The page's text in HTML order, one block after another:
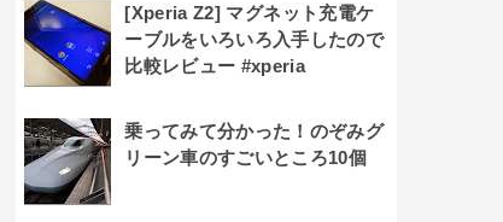
[Xperia Z2] マグネット充電ケ
ーブルをいろいろ入手したので
比較レビュー #xperia
乗ってみて分かった！のぞみグ
リーン車のすごいところ10個